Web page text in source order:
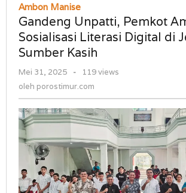
Ambon
Sosialisasi
Literasi
Kasih
Ambon Manise
Gandeng Unpatti, Pemkot
Sosialisasi Literasi Digital di
Sumber Kasih
Mei 31, 2025
oleh
-
119 views
oleh porostimur.com